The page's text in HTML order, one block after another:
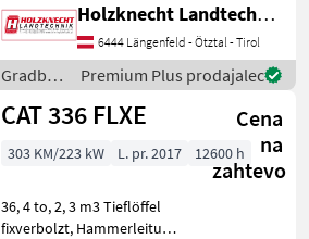
und hinten Schaufel,
Palettengabel, Adapter mit
Euro Aufnahme! 1Paar
Schneeketten, Eigengewic
Holzknecht Landtechnik GmbH.
6444 Längenfeld - Ötztal - Tirol
Gradbeni
stroji /
CAT
Premium Plus prodajalec
CAT 336 FLXE
Cena
na
zahtevo
303 KM/223 kW L. pr. 2017 12600 h
36, 4 to, 2, 3 m3 Tieflöffel
fixverbolzt, Hammerleitung,